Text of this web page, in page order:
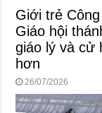
Giới trẻ
Giáo hội
giáo lý và cử
hơn
26/07/2026